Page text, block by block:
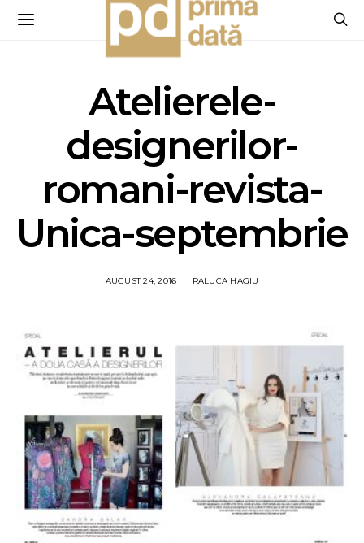
Atelierele-
designerilor-
romani-revista-
Unica-septembrie
AUGUST 24, 2016 RALUCA HAGIU